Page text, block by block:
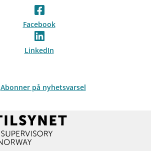
Facebook
LinkedIn
Abonner på nyhetsvarsel